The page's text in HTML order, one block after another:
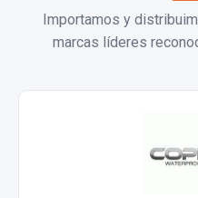
Importamos y
marcas líderes